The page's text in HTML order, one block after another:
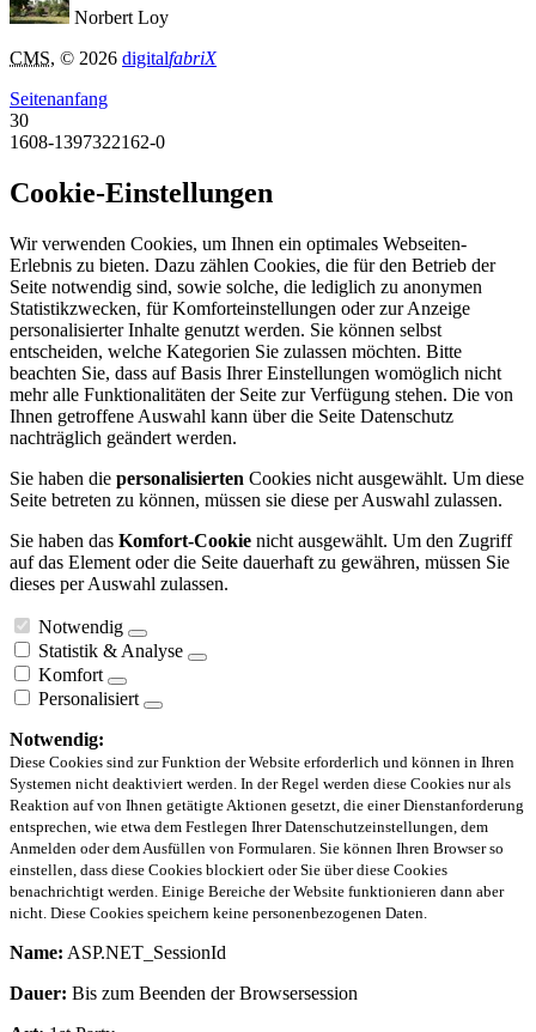
Norbert Loy
CMS, © 2026 digitalfabriX
Seitenanfang
30
1608-1397322162-0
Cookie-Einstellungen
Wir verwenden Cookies, um Ihnen ein optimales Webseiten-
Erlebnis zu bieten. Dazu zählen Cookies, die für den Betrieb der
Seite notwendig sind, sowie solche, die lediglich zu anonymen
Statistikzwecken, für Komforteinstellungen oder zur Anzeige
personalisierter Inhalte genutzt werden. Sie können selbst
entscheiden, welche Kategorien Sie zulassen möchten. Bitte
beachten Sie, dass auf Basis Ihrer Einstellungen womöglich nicht
mehr alle Funktionalitäten der Seite zur Verfügung stehen. Die von
Ihnen getroffene Auswahl kann über die Seite Datenschutz
nachträglich geändert werden.
Sie haben die personalisierten Cookies nicht ausgewählt. Um diese
Seite betreten zu können, müssen sie diese per Auswahl zulassen.
Sie haben das Komfort-Cookie nicht ausgewählt. Um den Zugriff
auf das Element oder die Seite dauerhaft zu gewähren, müssen Sie
dieses per Auswahl zulassen.
Notwendig
Statistik & Analyse
Komfort
Personalisiert
Notwendig:
Diese Cookies sind zur Funktion der Website erforderlich und können in Ihren
Systemen nicht deaktiviert werden. In der Regel werden diese Cookies nur als
Reaktion auf von Ihnen getätigte Aktionen gesetzt, die einer Dienstanforderung
entsprechen, wie etwa dem Festlegen Ihrer Datenschutzeinstellungen, dem
Anmelden oder dem Ausfüllen von Formularen. Sie können Ihren Browser so
einstellen, dass diese Cookies blockiert oder Sie über diese Cookies
benachrichtigt werden. Einige Bereiche der Website funktionieren dann aber
nicht. Diese Cookies speichern keine personenbezogenen Daten.
Name: ASP.NET_SessionId
Dauer: Bis zum Beenden der Browsersession